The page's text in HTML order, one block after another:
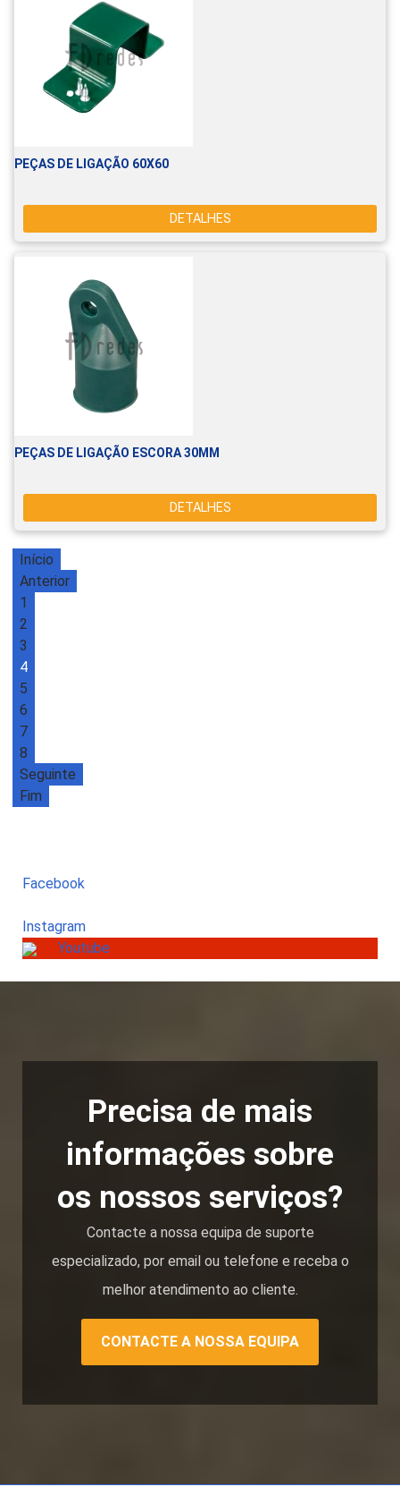
PEÇAS DE LIGAÇÃO 60X60
DETALHES
PEÇAS DE LIGAÇÃO ESCORA 30MM
DETALHES
Início
Anterior
1
2
3
4
5
6
7
8
Seguinte
Fim
Facebook
Instagram
Youtube
Precisa de mais
informações sobre
os nossos serviços?
Contacte a nossa equipa de suporte
especializado, por email ou telefone e receba o
melhor atendimento ao cliente.
CONTACTE A NOSSA EQUIPA